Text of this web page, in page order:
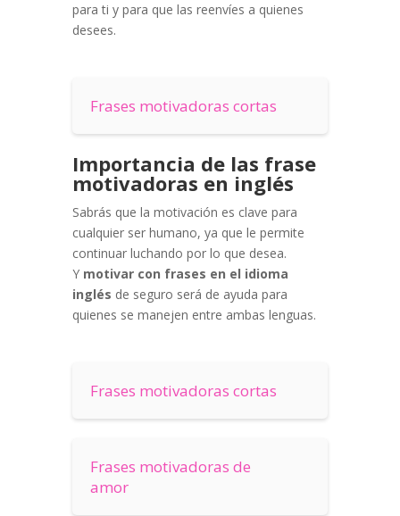
para ti y para que las reenvíes a quienes
desees.
Frases motivadoras cortas
Importancia de las frase
motivadoras en inglés
Sabrás que la motivación es clave para
cualquier ser humano, ya que le permite
continuar luchando por lo que desea.
Y motivar con frases en el idioma
inglés de seguro será de ayuda para
quienes se manejen entre ambas lenguas.
Frases motivadoras cortas
Frases motivadoras de
amor